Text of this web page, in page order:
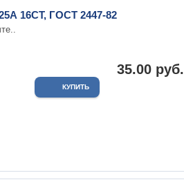
16СТ, ГОСТ 2447-82
35.00 руб.